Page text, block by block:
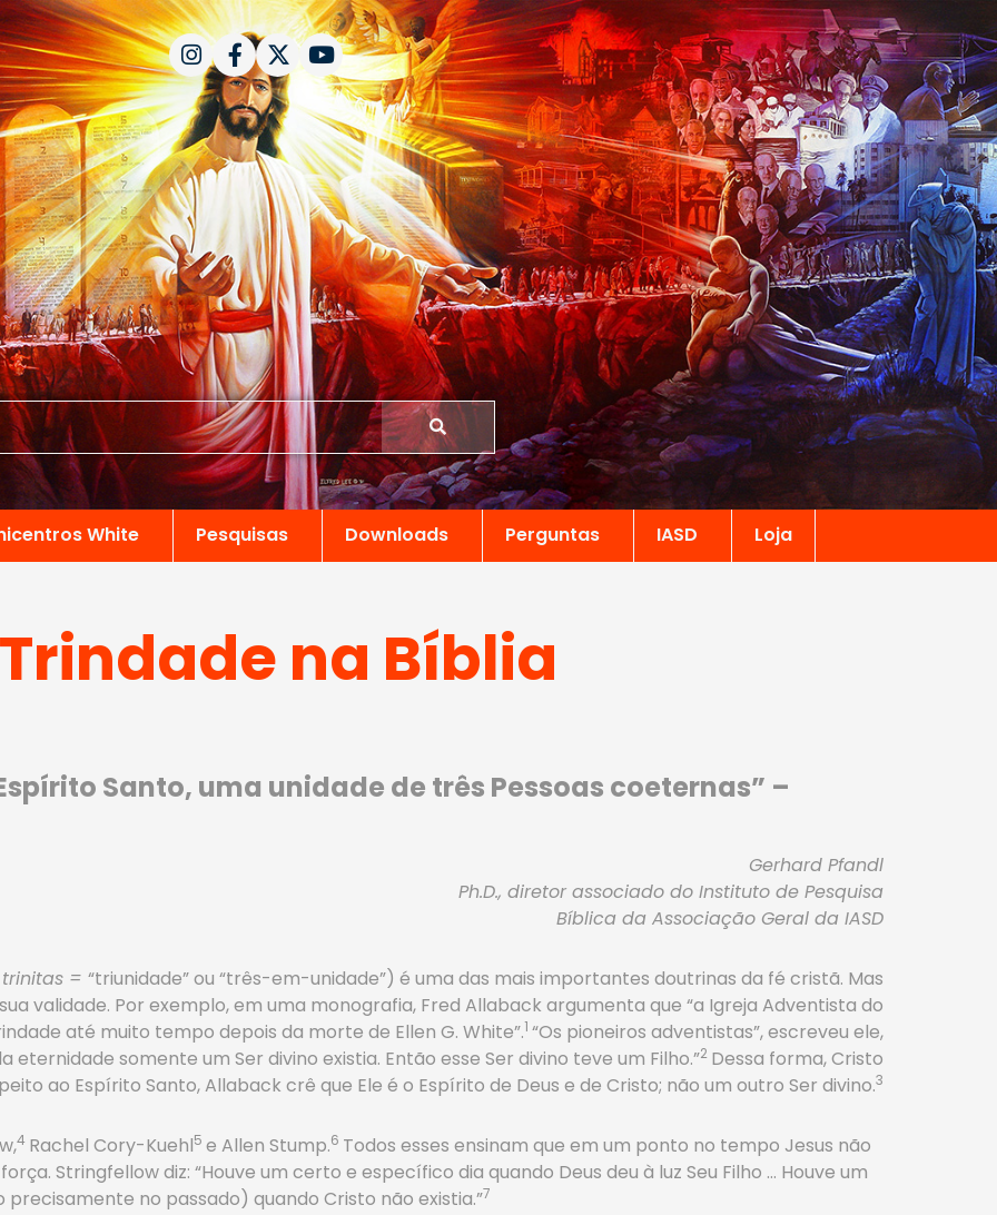
White Pesquisas Downloads Perguntas IASD Loja
na Bíblia
Santo, uma unidade de três Pessoas coeternas” –
Gerhard Pfandl
Ph.D., diretor associado do Instituto de Pesquisa
Bíblica da Associação Geral da IASD
trinitas = “triunidade” ou “três-em-unidade”) é uma das mais importantes doutrinas da fé cristã. Mas
validade. Por exemplo, em uma monografia, Fred Allaback argumenta que “a Igreja Adventista do
até muito tempo depois da morte de Ellen G. White”.1 “Os pioneiros adventistas”, escreveu ele,
somente um Ser divino existia. Então esse Ser divino teve um Filho.”2 Dessa forma, Cristo
ao Espírito Santo, Allaback crê que Ele é o Espírito de Deus e de Cristo; não um outro Ser divino.3
4 Rachel Cory-Kuehl5 e Allen Stump.6 Todos esses ensinam que em um ponto no tempo Jesus não
Stringfellow diz: “Houve um certo e específico dia quando Deus deu à luz Seu Filho … Houve um
no passado) quando Cristo não existia.”7